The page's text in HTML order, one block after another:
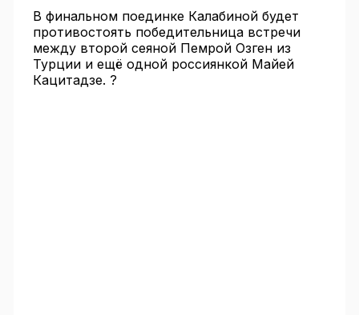
В финальном поединке Калабиной будет
противостоять победительница встречи
между второй сеяной Пемрой Озген из
Турции и ещё одной россиянкой Майей
Кацитадзе. ?